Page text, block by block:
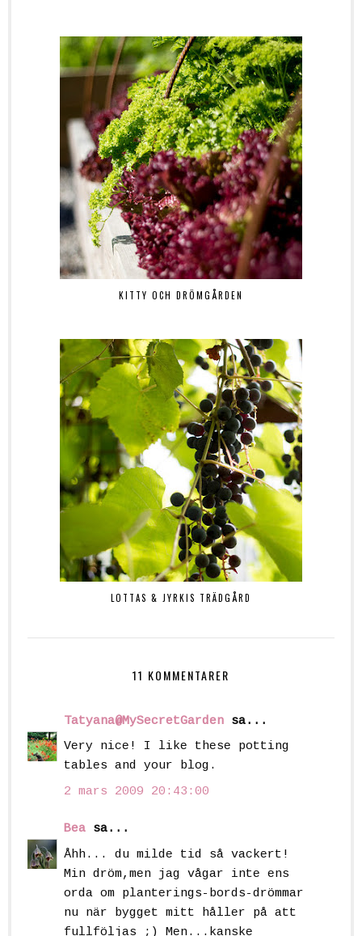
KITTY OCH DRÖMGÅRDEN
LOTTAS & JYRKIS TRÄDGÅRD
11 KOMMENTARER
Tatyana@MySecretGarden sa...
Very nice! I like these potting
tables and your blog.
2 mars 2009 20:43:00
Bea sa...
Åhh... du milde tid så vackert!
Min dröm,men jag vågar inte ens
orda om planterings-bords-drömmar
nu när bygget mitt håller på att
fullföljas ;) Men...kanske